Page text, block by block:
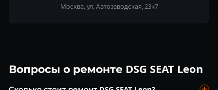
Москва, ул. Автозаводская, 23к7
Вопросы о ремонте DSG SEAT Leon